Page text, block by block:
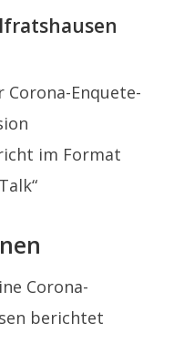
Corona-Enquete-
im Format
Corona-
berichtet